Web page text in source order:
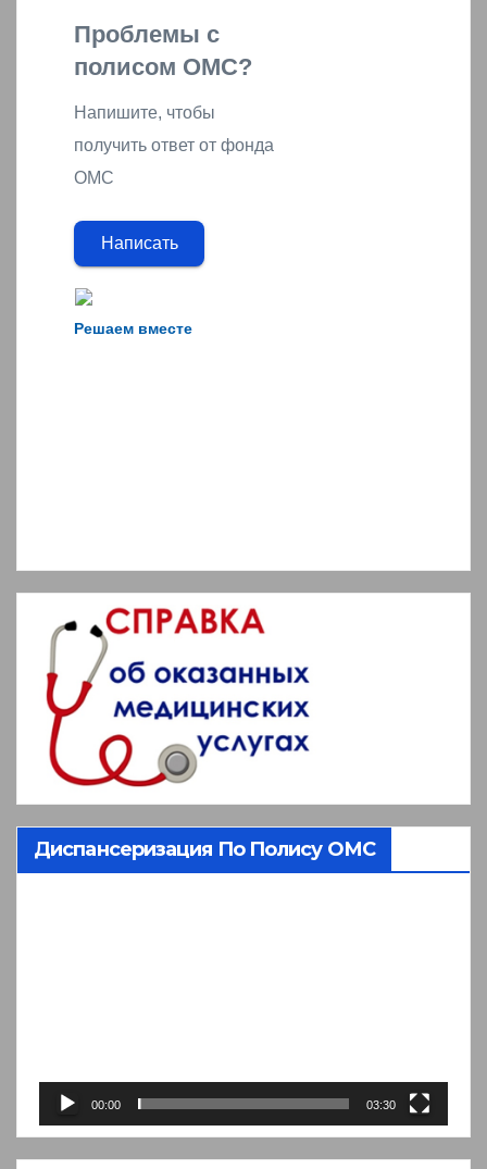
Решаем вместе
Проблемы с
полисом ОМС?
Напишите, чтобы
получить ответ от фонда
ОМС
Написать
Диспансеризация По Полису ОМС
00:00 03:30